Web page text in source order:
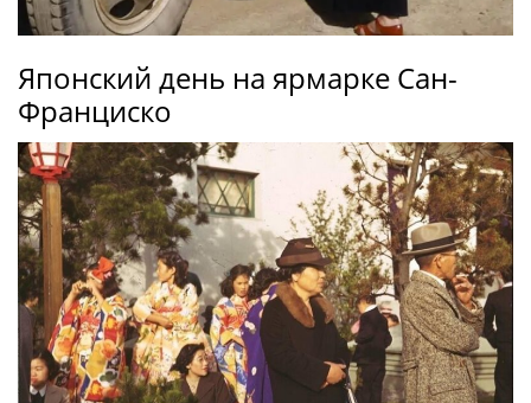
Японский день на ярмарке Сан-
Франциско